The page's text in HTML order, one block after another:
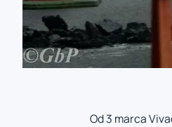
Od 3 marca